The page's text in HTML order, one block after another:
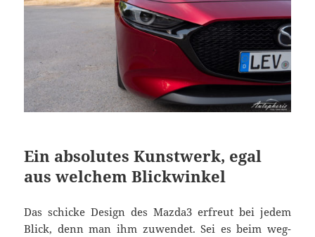
Ein absolutes Kunstwerk, egal
aus welchem Blickwinkel
Das schicke Design des Mazda3 erfreut bei jedem
Blick, denn man ihm zuwendet. Sei es beim weg-